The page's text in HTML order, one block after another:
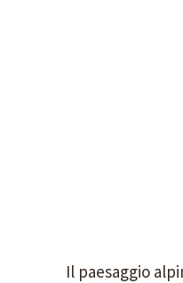
Il paesaggio